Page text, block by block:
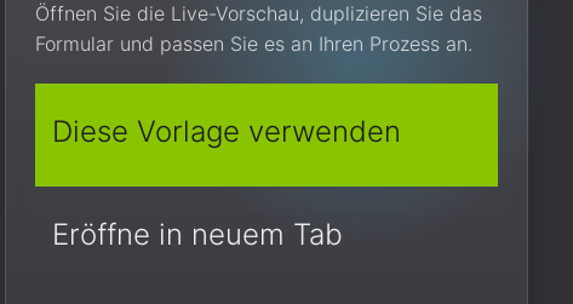
Öffnen Sie die Live-Vorschau, duplizieren Sie das
Formular und passen Sie es an Ihren Prozess an.
Diese Vorlage verwenden
Eröffne in neuem Tab